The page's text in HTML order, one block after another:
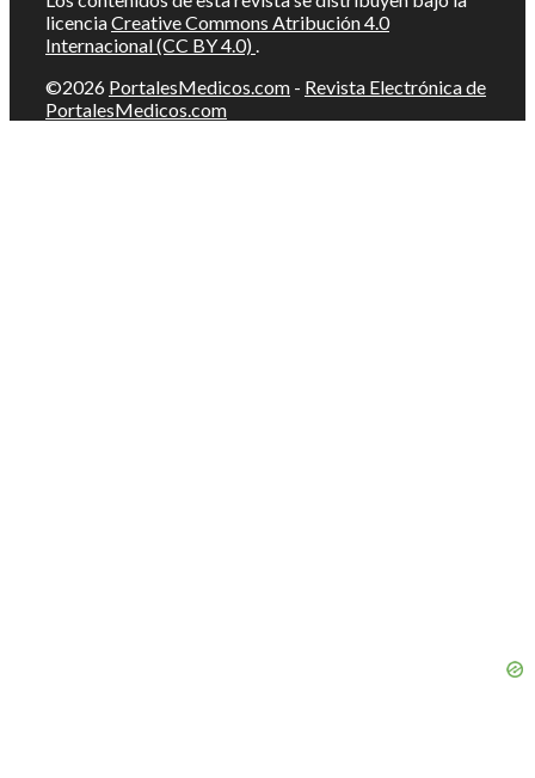
licenciaCreative Commons Atribución 4.0
Internacional (CC BY 4.0) .
©2026 PortalesMedicos.com - Revista Electrónica de
PortalesMedicos.com